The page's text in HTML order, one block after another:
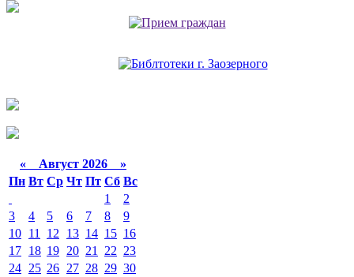
« Август 2026 »
Пн Вт Ср Чт Пт Сб Вс
1
2
3
4 5 6 7 8
9
10 11 12 13 14 15 16
17 18 19 20 21 22 23
24 25 26 27 28 29 30